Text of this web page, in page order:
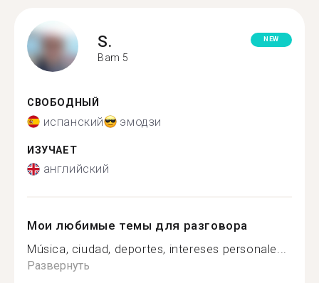
S.
Bam 5
NEW
СВОБОДНЫЙ
испанский эмодзи
ИЗУЧАЕТ
английский
Мои любимые темы для разговора
Música, ciudad, deportes, intereses personale...
Развернуть